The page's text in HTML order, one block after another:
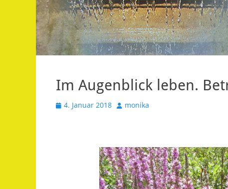
Im Augenblick leben.
Veröffentlicht
4. Januar 2018 Autormonika